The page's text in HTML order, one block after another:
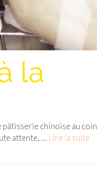
la
pâtisserie chinoise au coin
attente, … Lire la suite­­